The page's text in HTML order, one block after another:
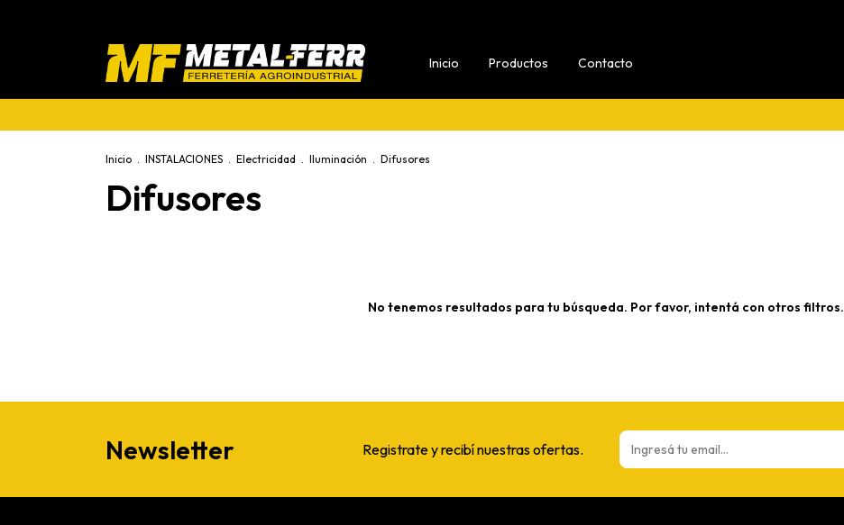
Inicio Productos Contacto
Inicio . INSTALACIONES . Electricidad . Iluminación . Difusores
Difusores
No tenemos resultados para tu búsqueda. Por favor, intentá con otros filtros.
Newsletter Registrate y recibí nuestras ofertas.